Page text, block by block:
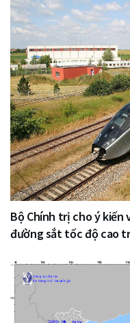
Bộ Chính trị cho ý
đường sắt tốc độ cao